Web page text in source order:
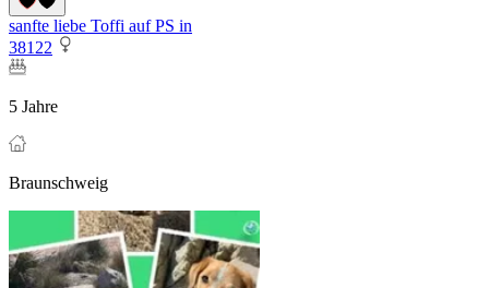
sanfte liebe Toffi auf PS in
38122
5 Jahre
Braunschweig